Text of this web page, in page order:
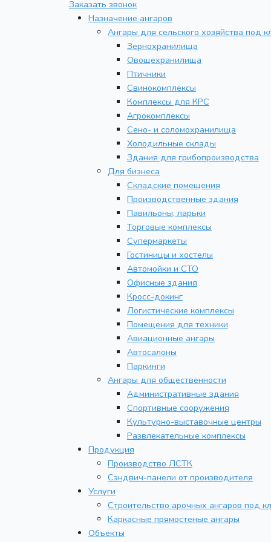
Заказать звонок
Назначение ангаров
Ангары для сельского хозяйства под
Зернохранилища
Овощехранилища
Птичники
Свинокомплексы
Комплексы для КРС
Агрокомплексы
Сено- и соломохранилища
Холодильные склады
Здания для грибопроизводства
Для бизнеса
Складские помещения
Производственные здания
Павильоны, ларьки
Торговые комплексы
Супермаркеты
Гостиницы и хостелы
Автомойки и СТО
Офисные здания
Кросс-докинг
Логистические комплексы
Помещения для техники
Авиационные ангары
Автосалоны
Паркинги
Ангары для общественности
Административные здания
Спортивные сооружения
Культурно-выставочные центры
Развлекательные комплексы
Продукция
Производство ЛСТК
Сэндвич-панели от производителя
Услуги
Строительство арочных ангаров под
Каркасные прямостеные ангары
Объекты